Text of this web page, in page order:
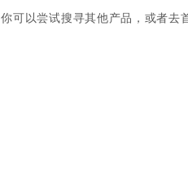
你可以尝试搜寻其他产品，或者去